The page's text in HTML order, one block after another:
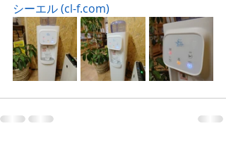
シーエル (cl-f.com)